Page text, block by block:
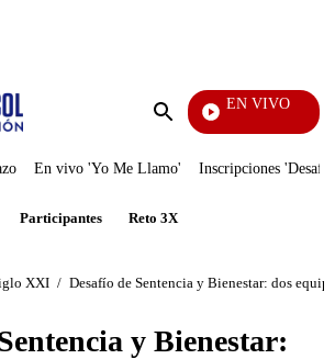
Enviar
EN VIVO
Televentas
En vivo 'Yo Me Llamo' Inscripciones
Participantes Reto 3X
XXI / Desafío de Sentencia y Bienestar: dos
y Bienestar: